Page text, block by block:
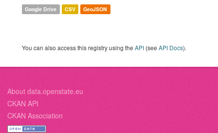
Google Drive CSV GeoJSON
You can also access this registry using the API (see API Docs).
About data.openstate.eu
CKAN API
CKAN Association